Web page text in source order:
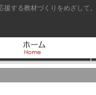
する教材づくりをめざし